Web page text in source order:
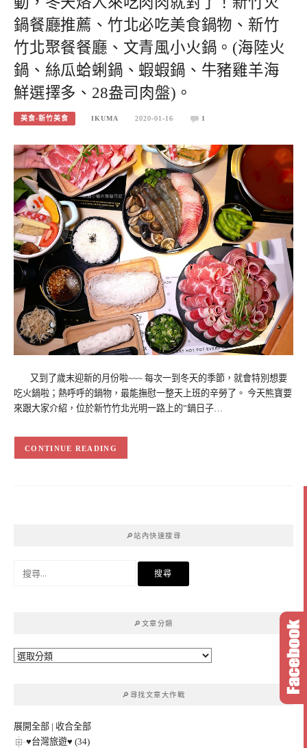
鍋餐廳推薦、竹北必吃美食鍋物、新竹
竹北聚餐餐廳、文青風小火鍋。(海陸火
鍋、絲瓜蛤蜊鍋、蝦蝦鍋、牛豬雞羊海
鮮選擇多、28盎司肉盤)。
美食-新竹美食 IKUMA 2020-01-16 1
又到了歲末迎新的月份啦~~~ 每次一到冬天的季節，就會特別想要
吃火鍋啦；熱呼呼的鍋物，最能撫慰一整天上班的辛勞了。 今天熊寶要
來跟大家介紹，位於新竹竹北光明一路上的”鍋日子…
CONTINUE READING
🔎站內快速搜尋
🔎文章分類
🔎
🔎尋找文章大作戰
展開全部 | 收合全部
♥台灣旅遊♥ (34)